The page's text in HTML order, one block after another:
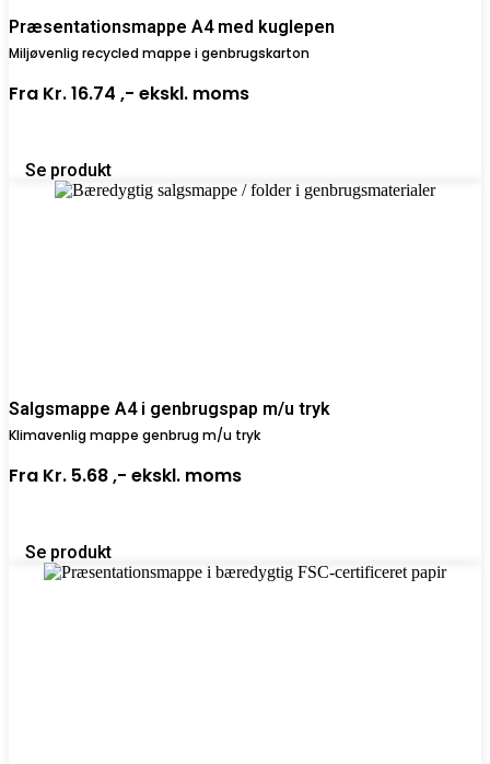
Præsentationsmappe A4 med kuglepen
Miljøvenlig recycled mappe i genbrugskarton
Fra Kr. 16.74 ,- ekskl. moms
Se produkt
Salgsmappe A4 i genbrugspap m/u tryk
Klimavenlig mappe genbrug m/u tryk
Fra Kr. 5.68 ,- ekskl. moms
Se produkt